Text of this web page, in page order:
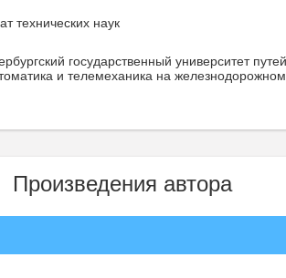
технических наук
государственный университет
и телемеханика на железнодорожном
Произведения автора